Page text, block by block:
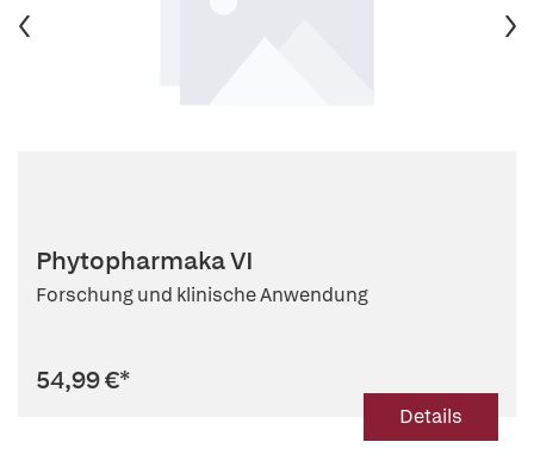
Phytopharmaka VI
Forschung und klinische Anwendung
54,99 €*
Details